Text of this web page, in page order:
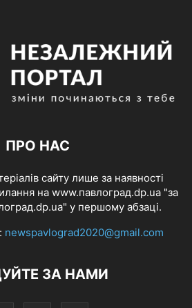
ПРО НАС
сайту лише за наявності
на www.павлоград.dp.ua "за
у першому абзаці.
newspavlograd2020@gmail.com
ЗА НАМИ